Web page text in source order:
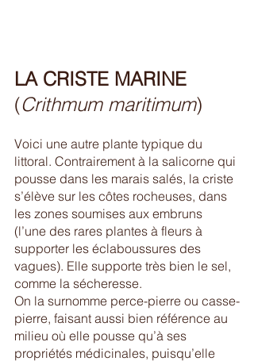
LA CRISTE MARINE
(Crithmum maritimum)
Voici une autre plante typique du
littoral. Contrairement à la salicorne qui
pousse dans les marais salés, la criste
s’élève sur les côtes rocheuses, dans
les zones soumises aux embruns
(l’une des rares plantes à fleurs à
supporter les éclaboussures des
vagues). Elle supporte très bien le sel,
comme la sécheresse.
On la surnomme perce-pierre ou casse-
pierre, faisant aussi bien référence au
milieu où elle pousse qu’à ses
propriétés médicinales, puisqu’elle